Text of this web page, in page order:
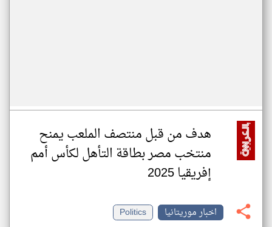
هدف من قبل منتصف الملعب يمنح
منتخب مصر بطاقة التأهل لكأس أمم
إفريقيا 2025
اخبار موريتانيا
Politics